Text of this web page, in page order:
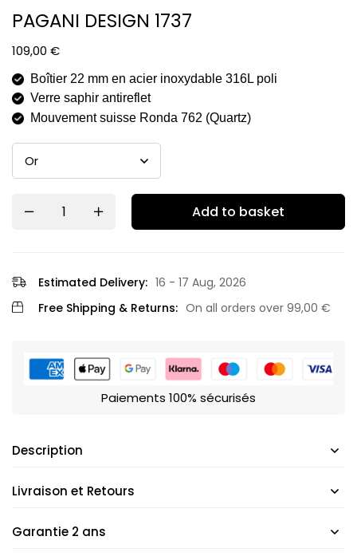
PAGANI DESIGN 1737
109,00 €
Boîtier 22 mm en acier inoxydable 316L poli
Verre saphir antireflet
Mouvement suisse Ronda 762 (Quartz)
Add to basket
Estimated Delivery: 16 - 17 Aug, 2026
Free Shipping & Returns: On all orders over 99,00 €
Paiements 100% sécurisés
Description
Livraison et Retours
Garantie 2 ans